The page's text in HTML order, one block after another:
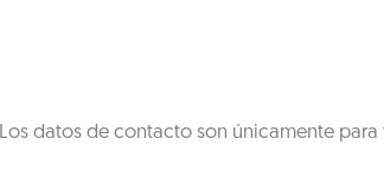
Los datos de contacto son únicamente